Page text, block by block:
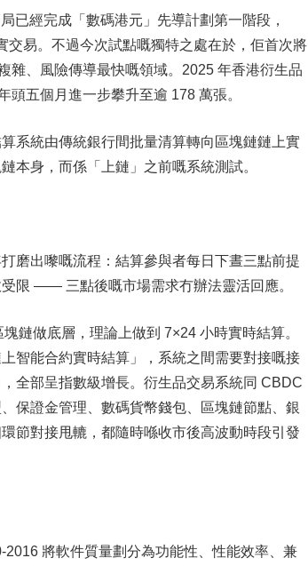
已經完成「數碼港元」先導計劃第一階段，
易。不過今次試點嘅獨特之處在於，佢首次將
、風險傳導最快嘅領域。2025 年香港衍生品
頭五個月進一步攀升至逾 178 萬張。
系統由傳統銀行間批量清算轉向區塊鏈鏈上實
本身，而係「上鏈」之前嘅系統測試。
磨出嚟嘅流程：結算參與者每日下晝三點前提
限 —— 三點後嘅市場需求冇辦法靈活回應。
鏈做底層，理論上做到 7×24 小時實時結算。
智能合約實時結算」，系統之間需要對接嘅接
全部呈指數級增長。衍生品交易系統同 CBDC
保證金管理、數碼貨幣錢包、區塊鏈節點、銀
節對接甩轆，都隨時喺收市後高波動時段引發
將軟件質量劃分為功能性、性能效率、兼